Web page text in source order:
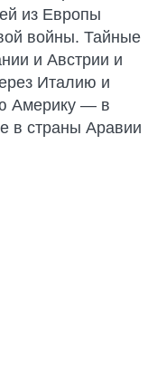
из Европы
войны. Тайные
и Австрии и
Италию и
Америку — в
в страны Аравии